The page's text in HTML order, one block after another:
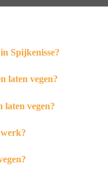
Spijkenisse?
laten vegen?
laten vegen?
werk?